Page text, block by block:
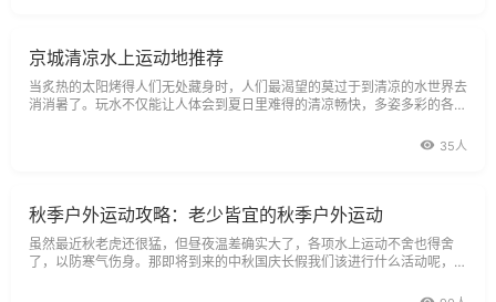
京城清凉水上运动地推荐
当炙热的太阳烤得人们无处藏身时，人们最渴望的莫过于到清凉的水世界去
消消暑了。玩水不仅能让人体会到夏日里难得的清凉畅快，多姿多彩的各种
35人
秋季户外运动攻略：老少皆宜的秋季户外运动
虽然最近秋老虎还很猛，但昼夜温差确实大了，各项水上运动不舍也得舍
了，以防寒气伤身。那即将到来的中秋国庆长假我们该进行什么活动呢，诸